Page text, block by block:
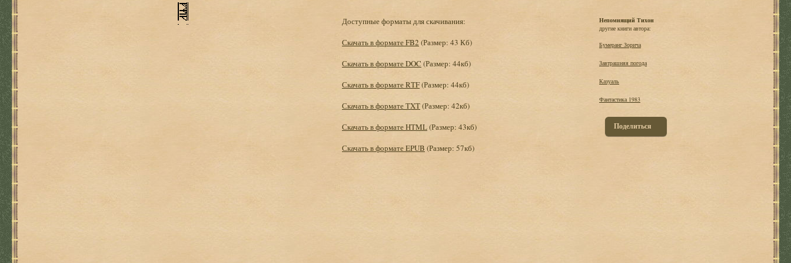
Доступные форматы для скачивания:
Скачать в формате FB2 (Размер: 43 Кб)
Скачать в формате DOC (Размер: 44кб)
Скачать в формате RTF(Размер: 44кб)
Скачать в формате TXT(Размер: 42кб)
Скачать в формате HTML(Размер: 43кб)
Скачать в формате EPUB (Размер: 57кб)
Непомнящий Тихон
другие книги автора:
Бумеранг Зорича
Завтрашняя погода
Казуаль
Фантастика 1983
Поделиться